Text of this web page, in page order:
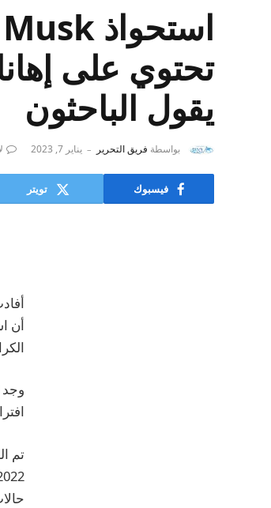
تحتوي على
يقول الباحثون
بواسطة فريق التحرير يناير 7, 2023
فيسبوك تويتر
أن
وجد
حالات